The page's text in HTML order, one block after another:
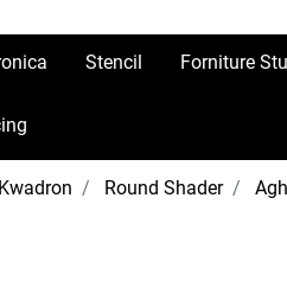
Stencil Forniture
Round Shader